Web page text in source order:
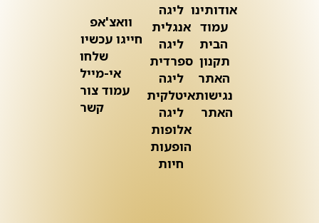
אודותינו
עמוד
הבית
תקנון
האתר
נגישות
האתר
ליגה
אנגלית
ליגה
ספרדית
ליגה
איטלקית
ליגה
אלופות
הופעות
חיות
וואצ'אפ
חייגו עכשיו
שלחו
אי-מייל
עמוד צור
קשר